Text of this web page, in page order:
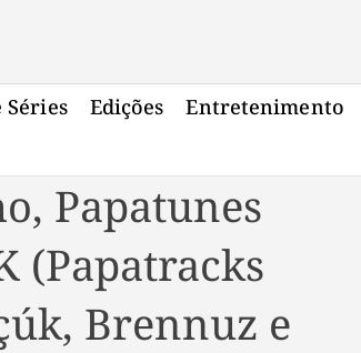
Séries Edições Entretenimento
Papatunes
(Papatracks
Brennuz e